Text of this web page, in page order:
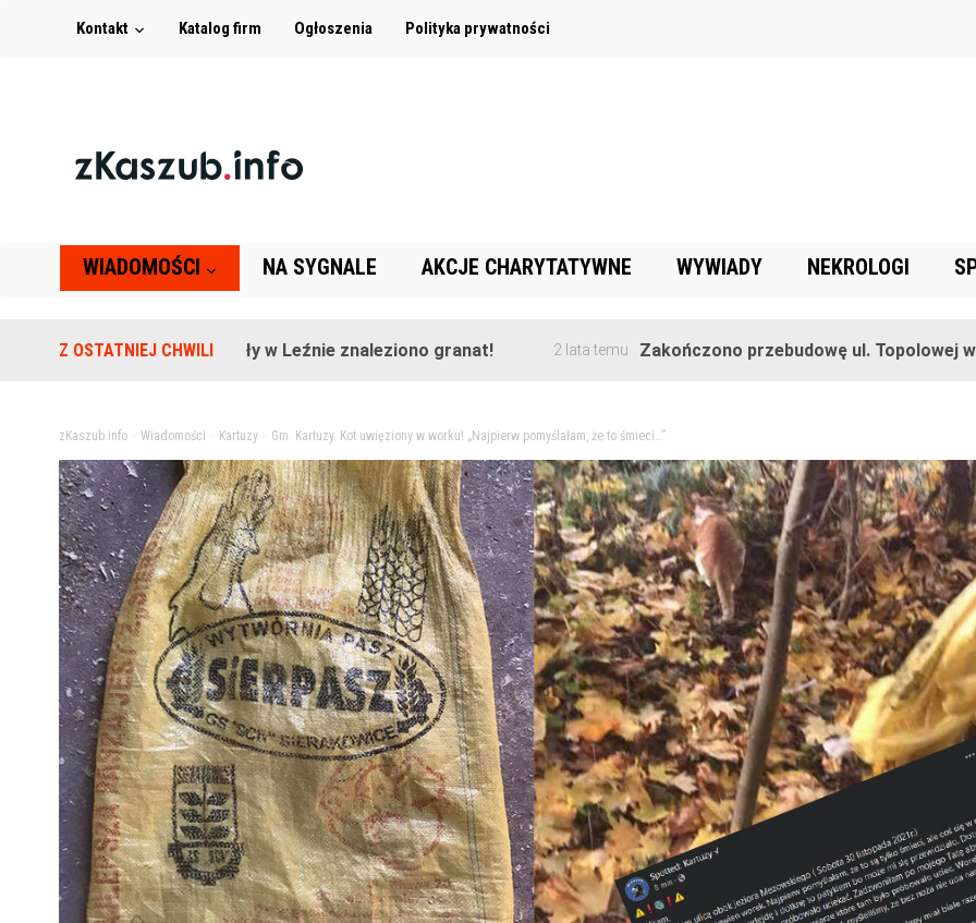
Kontakt Katalog firm Ogłoszenia Polityka prywatności
WIADOMOŚCI NA SYGNALE AKCJE CHARYTATYWNE WYWIADY NEKROLOGI
Z OSTATNIEJ CHWILI
terenie szkoły w Leźnie znaleziono granat! 2 lata temu Zakończono przebudowę ul. Topolowej w Goręczynie
zKaszub.info> Wiadomości Kartuzy> Gm. Kartuzy. Kot uwięziony w worku! „Najpierw pomyślałam, że to śmieci…”